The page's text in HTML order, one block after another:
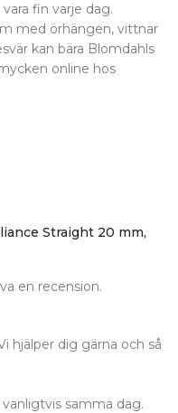
fin varje dag.
med örhängen, vittnar
kan bära Blomdahls
online hos
Straight 20 mm,
en recension.
hjälper dig gärna och så
samma dag.